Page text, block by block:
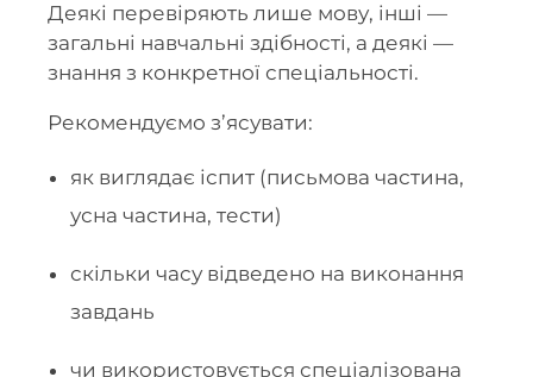
Деякі перевіряють лише мову, інші —
загальні навчальні здібності, а деякі —
знання з конкретної спеціальності.
Рекомендуємо з’ясувати:
як виглядає іспит (письмова частина,
усна частина, тести)
скільки часу відведено на виконання
завдань
чи використовується спеціалізована